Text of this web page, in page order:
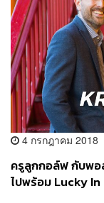
4 กรกฎาคม 2018
ครูลูกกอล์ฟ กับพอ
ไปพร้อม Lucky In